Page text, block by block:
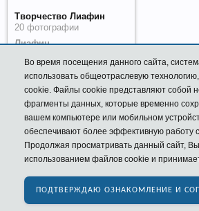
Творчество Лиафин
20 фотографии
Лиафин
4 0 2.9K
XenGallery bysonnb
Главная Галерея
Russian (RU)
Условия и правила
Во время посещения данного сайта,
использовать общеотраслевую технологию, называемую
cookie. Файлы cookie представляют собой
фрагменты данных, которые временно сохраняются на
вашем компьютере или мобильном
обеспечивают более эффективную работу
Продолжая просматривать данный сайт,
использованием файлов cookie и
ПОДТВЕРЖДАЮ ОЗНАКОМЛЕНИЕ И